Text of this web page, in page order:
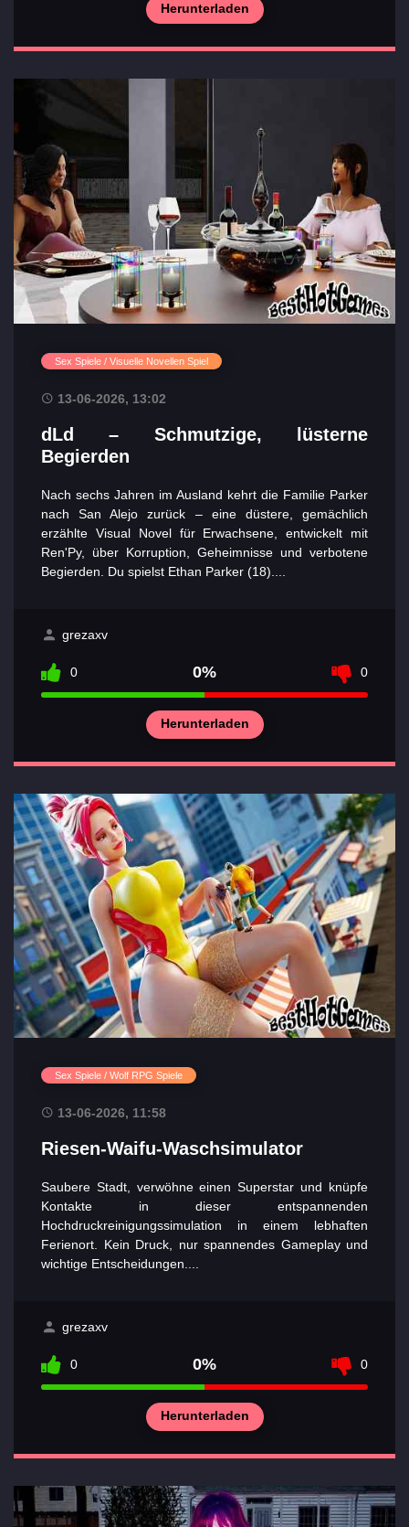
Herunterladen
Sex Spiele / Visuelle Novellen Spiel
13-06-2026, 13:02
dLd – Schmutzige, lüsterne
Begierden
Nach sechs Jahren im Ausland kehrt die Familie Parker
nach San Alejo zurück – eine düstere, gemächlich
erzählte Visual Novel für Erwachsene, entwickelt mit
Ren'Py, über Korruption, Geheimnisse und verbotene
Begierden. Du spielst Ethan Parker (18)....
grezaxv
0 0% 0
Herunterladen
Sex Spiele / Wolf RPG Spiele
13-06-2026, 11:58
Riesen-Waifu-Waschsimulator
Saubere Stadt, verwöhne einen Superstar und knüpfe
Kontakte in dieser entspannenden
Hochdruckreinigungssimulation in einem lebhaften
Ferienort. Kein Druck, nur spannendes Gameplay und
wichtige Entscheidungen....
grezaxv
0 0% 0
Herunterladen